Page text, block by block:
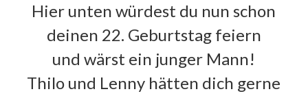
Hier unten würdest du nun schon
deinen 22. Geburtstag feiern
und wärst ein junger Mann!
Thilo und Lenny hätten dich gerne